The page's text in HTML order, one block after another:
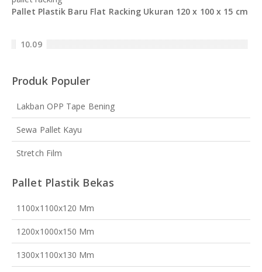
Pallet Plastik Baru Flat Racking Ukuran 120 x 100 x 15 cm
10.09
Produk Populer
Lakban OPP Tape Bening
Sewa Pallet Kayu
Stretch Film
Pallet Plastik Bekas
1100x1100x120 Mm
1200x1000x150 Mm
1300x1100x130 Mm